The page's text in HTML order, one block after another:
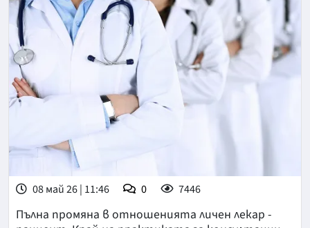
08 май 26 | 11:46 0 7446
Пълна промяна в отношенията личен лекар -